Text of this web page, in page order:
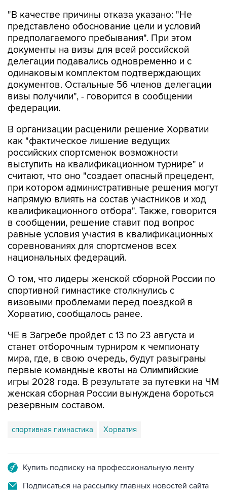
предполагаемого пребывания". При этом
документы на визы для всей российской
делегации подавались одновременно и с
одинаковым комплектом подтверждающих
документов. Остальные 56 членов делегации
визы получили", - говорится в сообщении
федерации.
В организации расценили решение Хорватии
российских спортсменок возможности
выступить на квалификационном турнире" и
считают, что оно "создает опасный прецедент,
при котором административные решения могут
напрямую влиять на состав участников и ход
квалификационного отбора". Также, говорится
в сообщении, решение ставит под вопрос
равные условия участия в квалификационных
соревнованиях для спортсменов всех
национальных федераций.
О том, что лидеры женской сборной России по
визовыми проблемами перед поездкой в
Хорватию, сообщалось ранее.
ЧЕ в Загребе пройдет с 13 по 23 августа и
мира, где, в свою очередь, будут разыграны
первые командные квоты на Олимпийские
игры 2028 года. В результате за путевки на ЧМ
женская сборная России вынуждена бороться
резервным составом.
спортивная гимнастика Хорватия
Подписаться на рассылку главных новостей сайта
Получать оперативные новости в официальном
канале